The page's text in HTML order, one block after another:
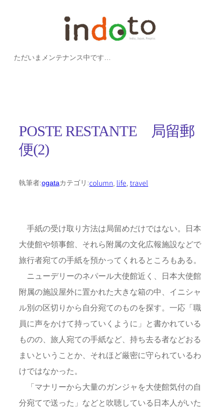
ただいまメンテナンス中です…
POSTE RESTANTE 局留郵
便(2)
執筆者:ogataカテゴリ:column, life, travel
手紙の受け取り方法は局留めだけではない。日本
大使館や領事館、それら附属の文化広報施設などで
旅行者宛ての手紙を預かってくれるところもある。
ニューデリーのネパール大使館近く、日本大使館
附属の施設屋外に置かれた大きな箱の中、イニシャ
ル別の区切りから自分宛てのものを探す。一応「職
員に声をかけて持っていくように」と書かれている
ものの、旅人宛ての手紙など、持ち去る者などおる
まいということか、それほど厳密に守られているわ
けではなかった。
「マナリーから大量のガンジャを大使館気付の自
分宛てで送った」などと吹聴している日本人がいた